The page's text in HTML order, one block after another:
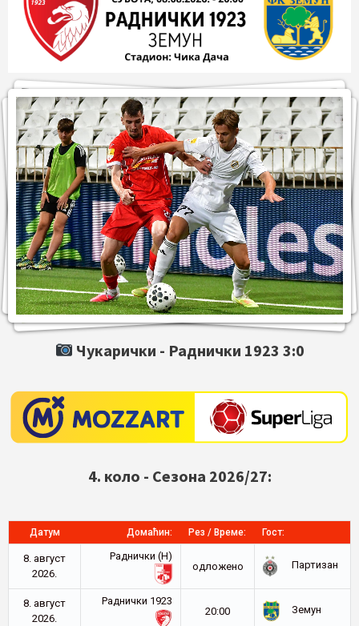
Чукарички - Раднички 1923 3:0
4. коло - Сезона 2026/27:
Датум Домаћин: Рез / Време: Гост:
8. август
2026.
Раднички (Н)
oдложено
Партизан
8. август
2026.
Раднички 1923
20:00
Земун